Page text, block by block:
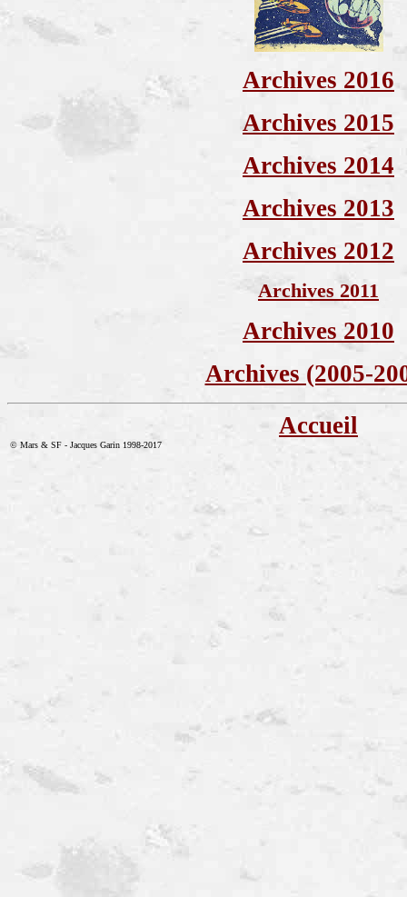
Archives 2016
Archives 2015
Archives 2014
Archives 2013
Archives 2012
Archives 2011
Archives 2010
Archives (2005-
Accueil
© Mars & SF - Jacques Garin 1998-2017